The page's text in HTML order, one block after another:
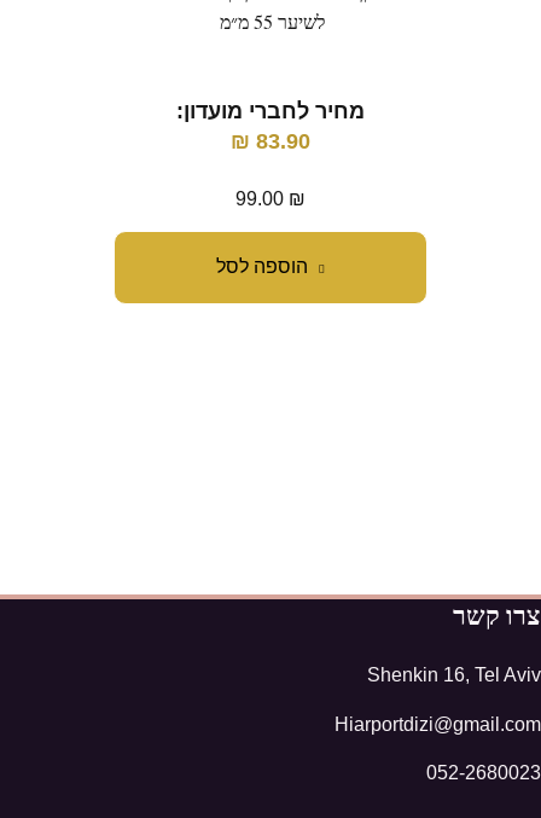
הוספה לסל
לשיער 55 מ״מ
מחיר לחברי מועדון:
83.90
₪
99.00 ₪
צרו קשר
Shenkin 16, Tel Aviv
Hiarportdizi@gmail.com
052-2680023